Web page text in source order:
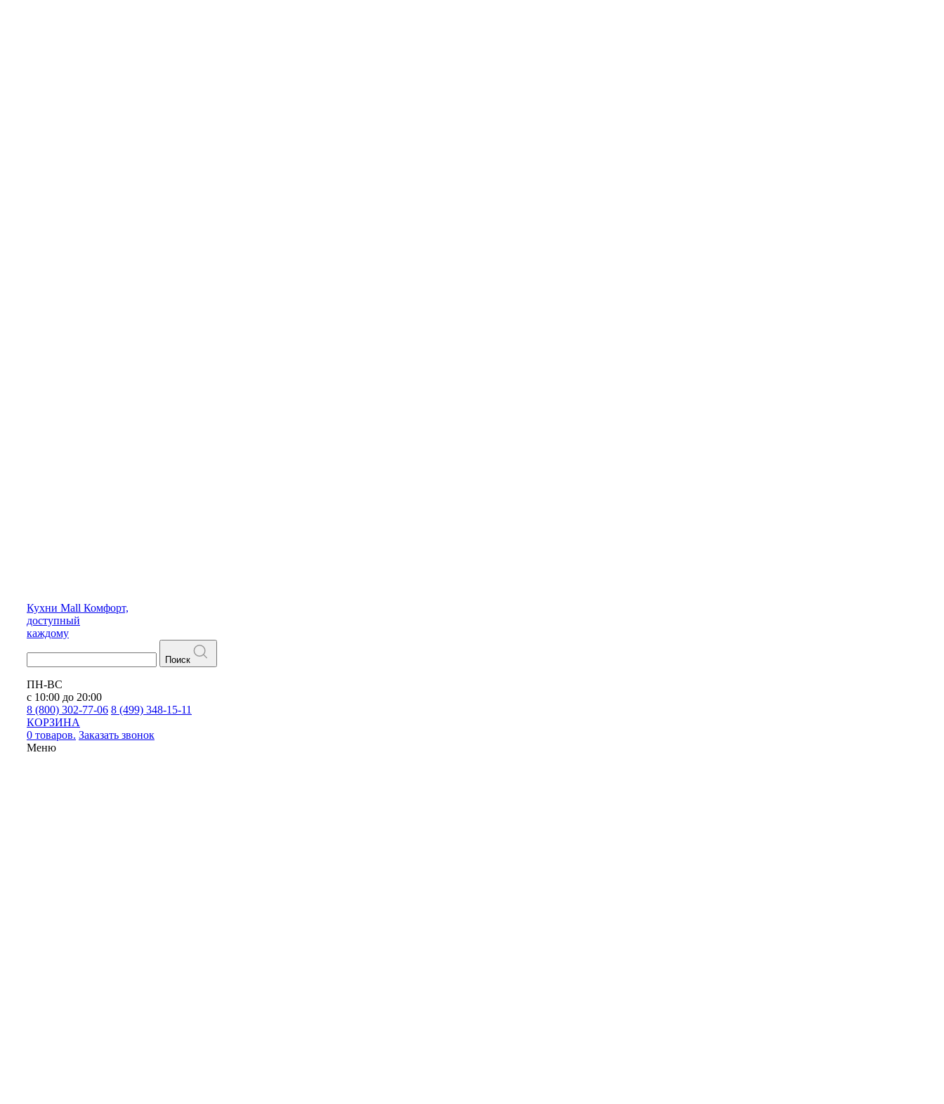
Кухни Mall Комфорт,
доступный
каждому
Поиск
ПН-ВС
с 10:00 до 20:00
8 (800) 302-77-06 8 (499) 348-15-11
КОРЗИНА
0 товаров. Заказать звонок
Меню